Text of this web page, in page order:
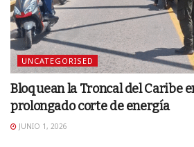
UNCATEGORISED
Bloquean la Troncal del Caribe
prolongado corte de energía
JUNIO 1, 2026